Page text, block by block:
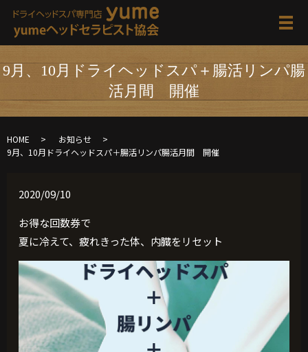
メ
9月、10月ドライヘッドスパ＋腸活リンパ腸
活月間 開催
HOME
お知らせ
9月、10月ドライヘッドスパ＋腸活リンパ腸活月間 開催
2020/09/10
お得な回数券で
夏に冷えて、疲れきった体、内臓をリセット